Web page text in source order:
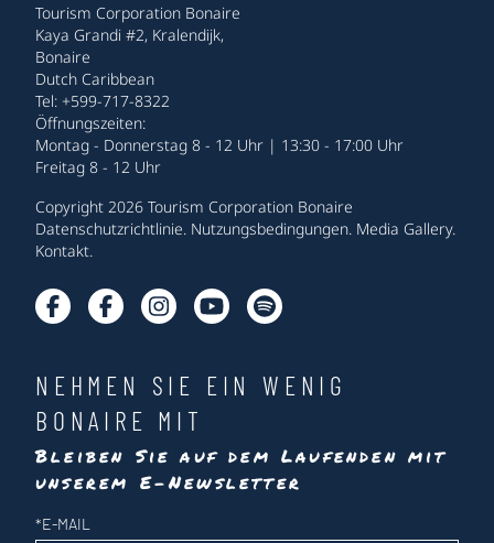
Tourism Corporation Bonaire
Kaya Grandi #2, Kralendijk,
Bonaire
Dutch Caribbean
Tel: +599-717-8322
Öffnungszeiten:
Montag - Donnerstag 8 - 12 Uhr | 13:30 - 17:00 Uhr
Freitag 8 - 12 Uhr
Copyright 2026 Tourism Corporation Bonaire
Datenschutzrichtlinie. Nutzungsbedingungen. Media Gallery.
Kontakt.
NEHMEN SIE EIN WENIG
BONAIRE MIT
Bleiben Sie auf dem Laufenden mit
unserem E-Newsletter
Newsletter
*E-MAIL